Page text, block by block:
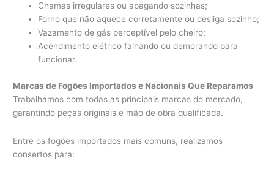
Chamas irregulares ou apagando sozinhas;
Forno que não aquece corretamente ou desliga sozinho;
Vazamento de gás perceptível pelo cheiro;
Acendimento elétrico falhando ou demorando para
funcionar.
Marcas de Fogões Importados e Nacionais Que Reparamos
Trabalhamos com todas as principais marcas do mercado,
garantindo peças originais e mão de obra qualificada.
Entre os fogões importados mais comuns, realizamos
consertos para: